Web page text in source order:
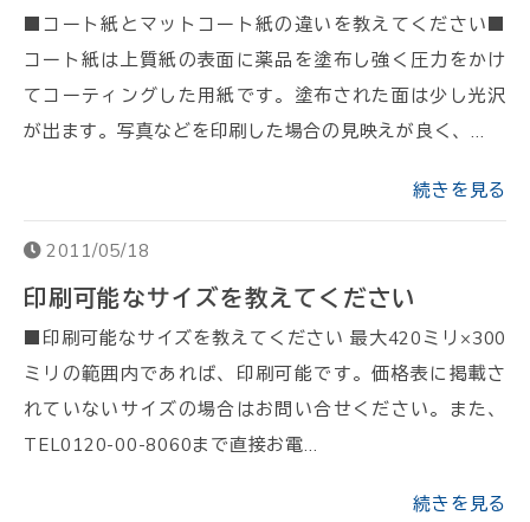
■コート紙とマットコート紙の違いを教えてください■
コート紙は上質紙の表面に薬品を塗布し強く圧力をかけ
てコーティングした用紙です。塗布された面は少し光沢
が出ます。写真などを印刷した場合の見映えが良く、…
続きを見る
2011/05/18
印刷可能なサイズを教えてください
■印刷可能なサイズを教えてください 最大420ミリ×300
ミリの範囲内であれば、印刷可能です。価格表に掲載さ
れていないサイズの場合はお問い合せください。また、
TEL0120-00-8060まで直接お電…
続きを見る